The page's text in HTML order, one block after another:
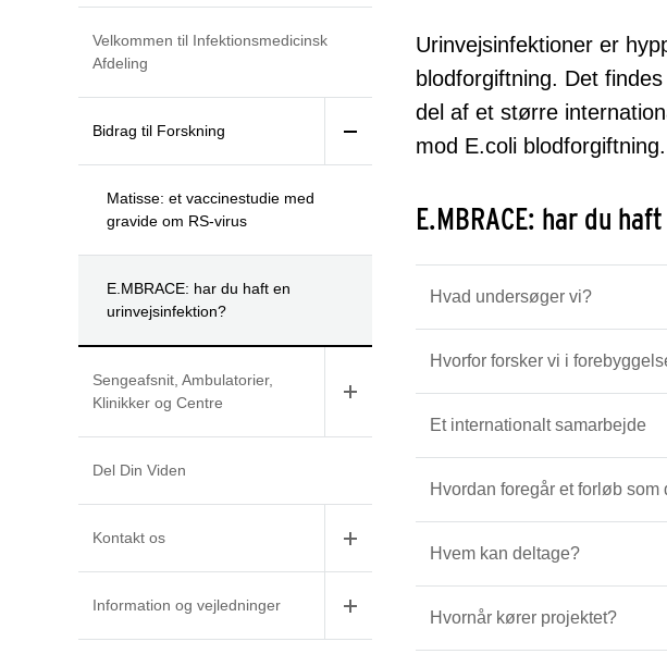
Velkommen til Infektionsmedicinsk
Afdeling
Bidrag til Forskning
Matisse: et vaccinestudie med
gravide om RS-virus
E.MBRACE: har du haft en
urinvejsinfektion?
Sengeafsnit, Ambulatorier,
Klinikker og Centre
Del Din Viden
Kontakt os
Information og vejledninger
Urinvejsinfektioner er
blodforgiftning. Det
del af et større
mod E.coli
E.MBRACE: har du
Hvad undersøger vi?
Hvorfor forsker vi i
Et internationalt samarbejde
Hvordan foregår et forløb som
Hvem kan deltage?
Hvornår kører projektet?